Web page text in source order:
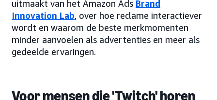
uitmaakt van het Amazon Ads Brand
Innovation Lab, over hoe reclame interactiever
wordt en waarom de beste merkmomenten
minder aanvoelen als advertenties en meer als
gedeelde ervaringen.
Voor mensen die 'Twitch' horen